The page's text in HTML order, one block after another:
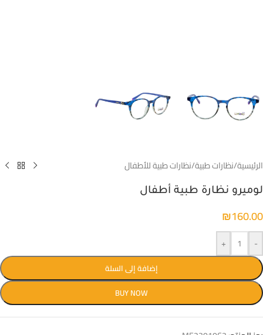
الرئيسية/نظارات طبية/نظارات طبية للأطفال
لوميرو نظارة طبية أطفال
₪160.00
-
+
إضافة إلى السلة
BUY NOW